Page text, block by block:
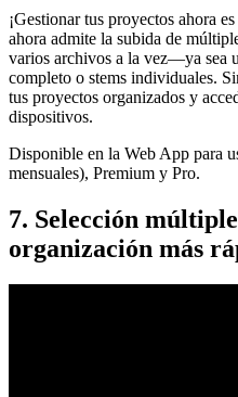
¡Gestionar tus proyectos ahora
ahora admite la subida de
varios archivos a la vez—ya sea
completo o stems individuales.
tus proyectos organizados y
dispositivos.
Disponible en la Web App para
mensuales), Premium y Pro.
7. Selección
organización más